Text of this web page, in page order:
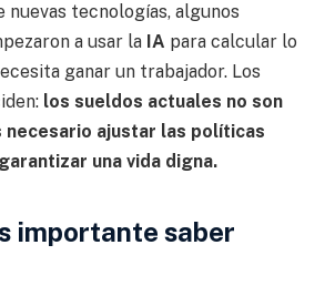
nuevas tecnologías, algunos
a usar la IA para calcular lo
ganar un trabajador. Los
los sueldos actuales no son
ajustar las políticas
una vida digna.
importante saber